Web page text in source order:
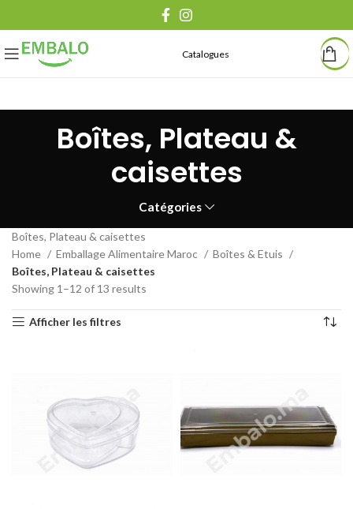
Catalogues
Boîtes, Plateau &
caisettes
Catégories
Boîtes, Plateau & caisettes
Home
Emballage Alimentaire Maroc
Boîtes & Etuis
Boîtes, Plateau & caisettes
Showing 1–12 of 13 results
Afficher les filtres